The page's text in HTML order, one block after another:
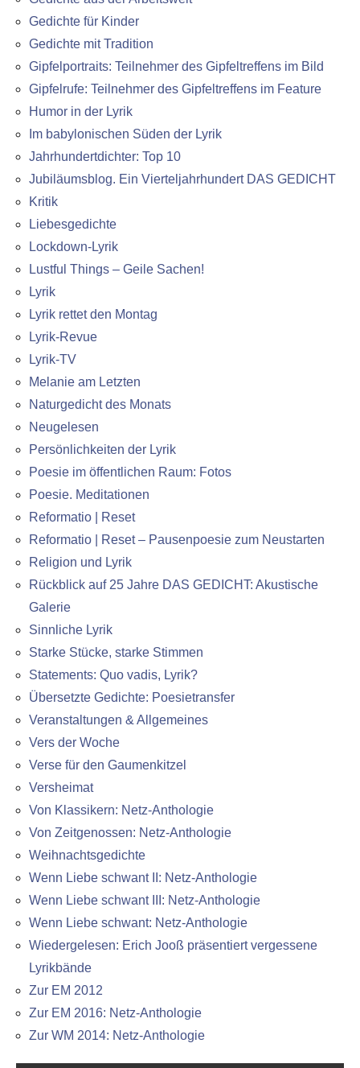
Gedichte für Kinder
Gedichte mit Tradition
Gipfelportraits: Teilnehmer des Gipfeltreffens im Bild
Gipfelrufe: Teilnehmer des Gipfeltreffens im Feature
Humor in der Lyrik
Im babylonischen Süden der Lyrik
Jahrhundertdichter: Top 10
Jubiläumsblog. Ein Vierteljahrhundert DAS GEDICHT
Kritik
Liebesgedichte
Lockdown-Lyrik
Lustful Things – Geile Sachen!
Lyrik
Lyrik rettet den Montag
Lyrik-Revue
Lyrik-TV
Melanie am Letzten
Naturgedicht des Monats
Neugelesen
Persönlichkeiten der Lyrik
Poesie im öffentlichen Raum: Fotos
Poesie. Meditationen
Reformatio | Reset
Reformatio | Reset – Pausenpoesie zum Neustarten
Religion und Lyrik
Rückblick auf 25 Jahre DAS GEDICHT: Akustische
Galerie
Sinnliche Lyrik
Starke Stücke, starke Stimmen
Statements: Quo vadis, Lyrik?
Übersetzte Gedichte: Poesietransfer
Veranstaltungen & Allgemeines
Vers der Woche
Verse für den Gaumenkitzel
Versheimat
Von Klassikern: Netz-Anthologie
Von Zeitgenossen: Netz-Anthologie
Weihnachtsgedichte
Wenn Liebe schwant II: Netz-Anthologie
Wenn Liebe schwant III: Netz-Anthologie
Wenn Liebe schwant: Netz-Anthologie
Wiedergelesen: Erich Jooß präsentiert vergessene
Lyrikbände
Zur EM 2012
Zur EM 2016: Netz-Anthologie
Zur WM 2014: Netz-Anthologie